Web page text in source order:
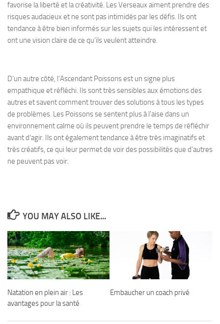
favorise la liberté et la créativité. Les Verseaux aiment prendre des
risques audacieux et ne sont pas intimidés par les défis. Ils ont
tendance à être bien informés sur les sujets qui les intéressent et
ont une vision claire de ce qu’ils veulent atteindre.
D’un autre côté, l’Ascendant Poissons est un signe plus
empathique et réfléchi. Ils sont très sensibles aux émotions des
autres et savent comment trouver des solutions à tous les types
de problèmes. Les Poissons se sentent plus à l’aise dans un
environnement calme où ils peuvent prendre le temps de réfléchir
avant d’agir. Ils ont également tendance à être très imaginatifs et
très créatifs, ce qui leur permet de voir des possibilités que d’autres
ne peuvent pas voir.
YOU MAY ALSO LIKE...
Natation en plein air : Les
avantages pour la santé
Embaucher un coach privé